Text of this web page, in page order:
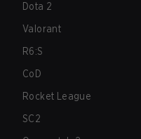
Dota 2
Valorant
R6:S
CoD
Rocket League
SC2